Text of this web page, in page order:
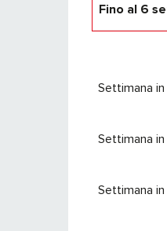
Fino al 6
Settimana
Settimana
Settimana